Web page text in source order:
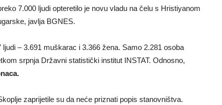
7.000 ljudi opteretilo je novu vladu na čelu s Hristiyanom
javlja BGNES.
– 3.691 muškarac i 3.366 žena. Samo 2.281 osoba
srpnja Državni statistički institut INSTAT. Odnosno,
zaprijetile su da neće priznati popis stanovništva.